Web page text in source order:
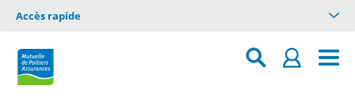
Accès rapide